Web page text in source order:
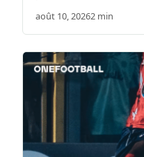
août 10, 20262 min